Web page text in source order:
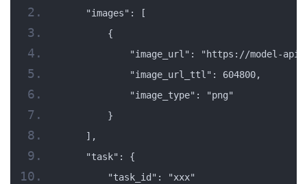
    "images": [
        {
"image_url": "https://model-
            "image_url_ttl": 604800,
            "image_type": "png"
        }
    ],
    "task": {
        "task_id": "xxx"